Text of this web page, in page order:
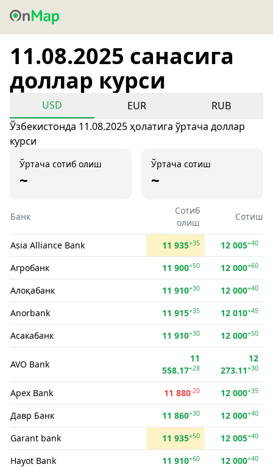
11.08.2025 санасига
доллар курси
USD EUR
RUB
Ўзбекистонда 11.08.2025 ҳолатига ўртача доллар
курси
Ўртача сотиб олиш
~
Ўртача сотиш
~
Банк
Сотиб
олиш
Сотиш
Asia Alliance Bank 11 935+35 12 005+40
Агробанк 11 900+50 12 000+60
Алоқабанк 11 910+30 12 000+40
Anorbank 11 915+35 12 010+45
Асакабанк 11 910+30 12 000+50
AVO Bank
11
558.17+28
12
273.11+30
Apex Bank 11 880-20 12 000+35
Давр Банк 11 860+30 12 000+40
Garant bank 11 935+50 12 005+40
Hayot Bank 11 910+60 12 000+40